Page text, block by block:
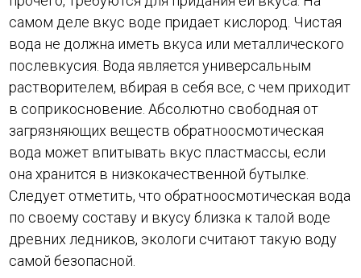
самом деле вкус воде придает кислород. Чистая
вода не должна иметь вкуса или металлического
послевкусия. Вода является универсальным
растворителем, вбирая в себя все, с чем приходит
в соприкосновение. Абсолютно свободная от
загрязняющих веществ обратноосмотическая
вода может впитывать вкус пластмассы, если
она хранится в низкокачественной бутылке.
Следует отметить, что обратноосмотическая вода
по своему составу и вкусу близка к талой воде
древних ледников, экологи считают такую воду
самой безопасной.